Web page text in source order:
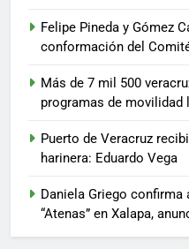
Felipe Pineda y Gómez
conformación del
Más de 7 mil 500
programas de movilidad
Puerto de Veracruz
harinera: Eduardo Vega
Daniela Griego
“Atenas” en Xalapa,